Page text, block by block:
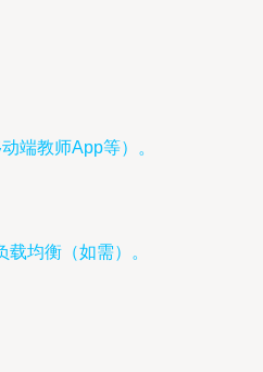
端教师App等）。
均衡（如需）。